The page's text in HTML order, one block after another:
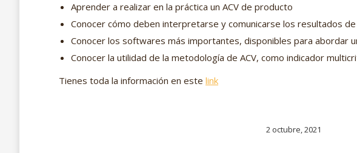
Aprender a realizar en la práctica un ACV de producto
Conocer cómo deben interpretarse y comunicarse los resultados de
Conocer los softwares más importantes, disponibles para abordar
Conocer la utilidad de la metodología de ACV, como indicador
Tienes toda la información en este link
2 octubre, 2021